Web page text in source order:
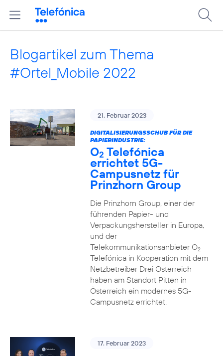
Blogartikel zum Thema
#Ortel_Mobile 2022
21. Februar 2023
DIGITALISIERUNGSSCHUB FÜR DIE
PAPIERINDUSTRIE:
O2 Telefónica
errichtet 5G-
Campusnetz für
Prinzhorn Group
Die Prinzhorn Group, einer der
führenden Papier- und
Verpackungshersteller in Europa,
und der
Telekommunikationsanbieter O2
Telefónica in Kooperation mit dem
Netzbetreiber Drei Österreich
haben am Standort Pitten in
Österreich ein modernes 5G-
Campusnetz errichtet.
17. Februar 2023